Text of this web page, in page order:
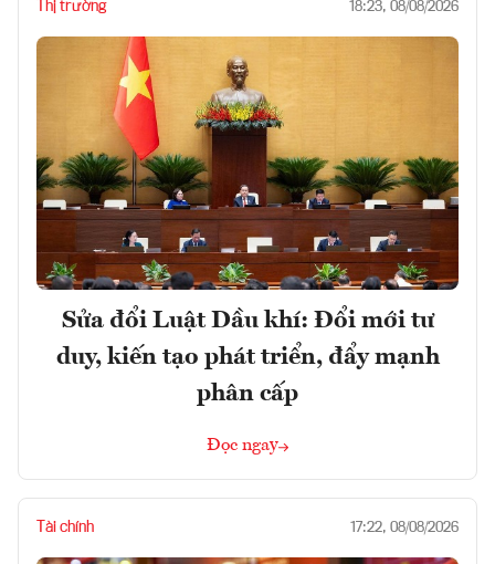
Thị trường 18:23, 08/08/2026
Sửa đổi Luật Dầu khí: Đổi mới tư
duy, kiến tạo phát triển, đẩy mạnh
phân cấp
Đọc ngay
Tài chính 17:22, 08/08/2026